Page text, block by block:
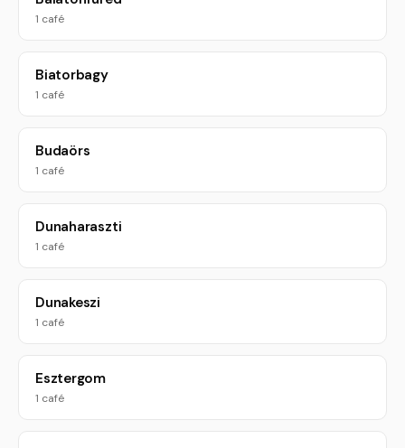
1 café
Biatorbagy
1 café
Budaörs
1 café
Dunaharaszti
1 café
Dunakeszi
1 café
Esztergom
1 café